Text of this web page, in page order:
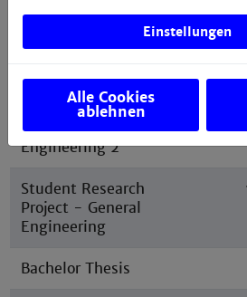
Elective Module of
General
4
Elective Module of
General
Engineering 2
Student Research
Project - General
Engineering
Bachelor Thesis
Einstellungen
Alle Cookies
ablehnen